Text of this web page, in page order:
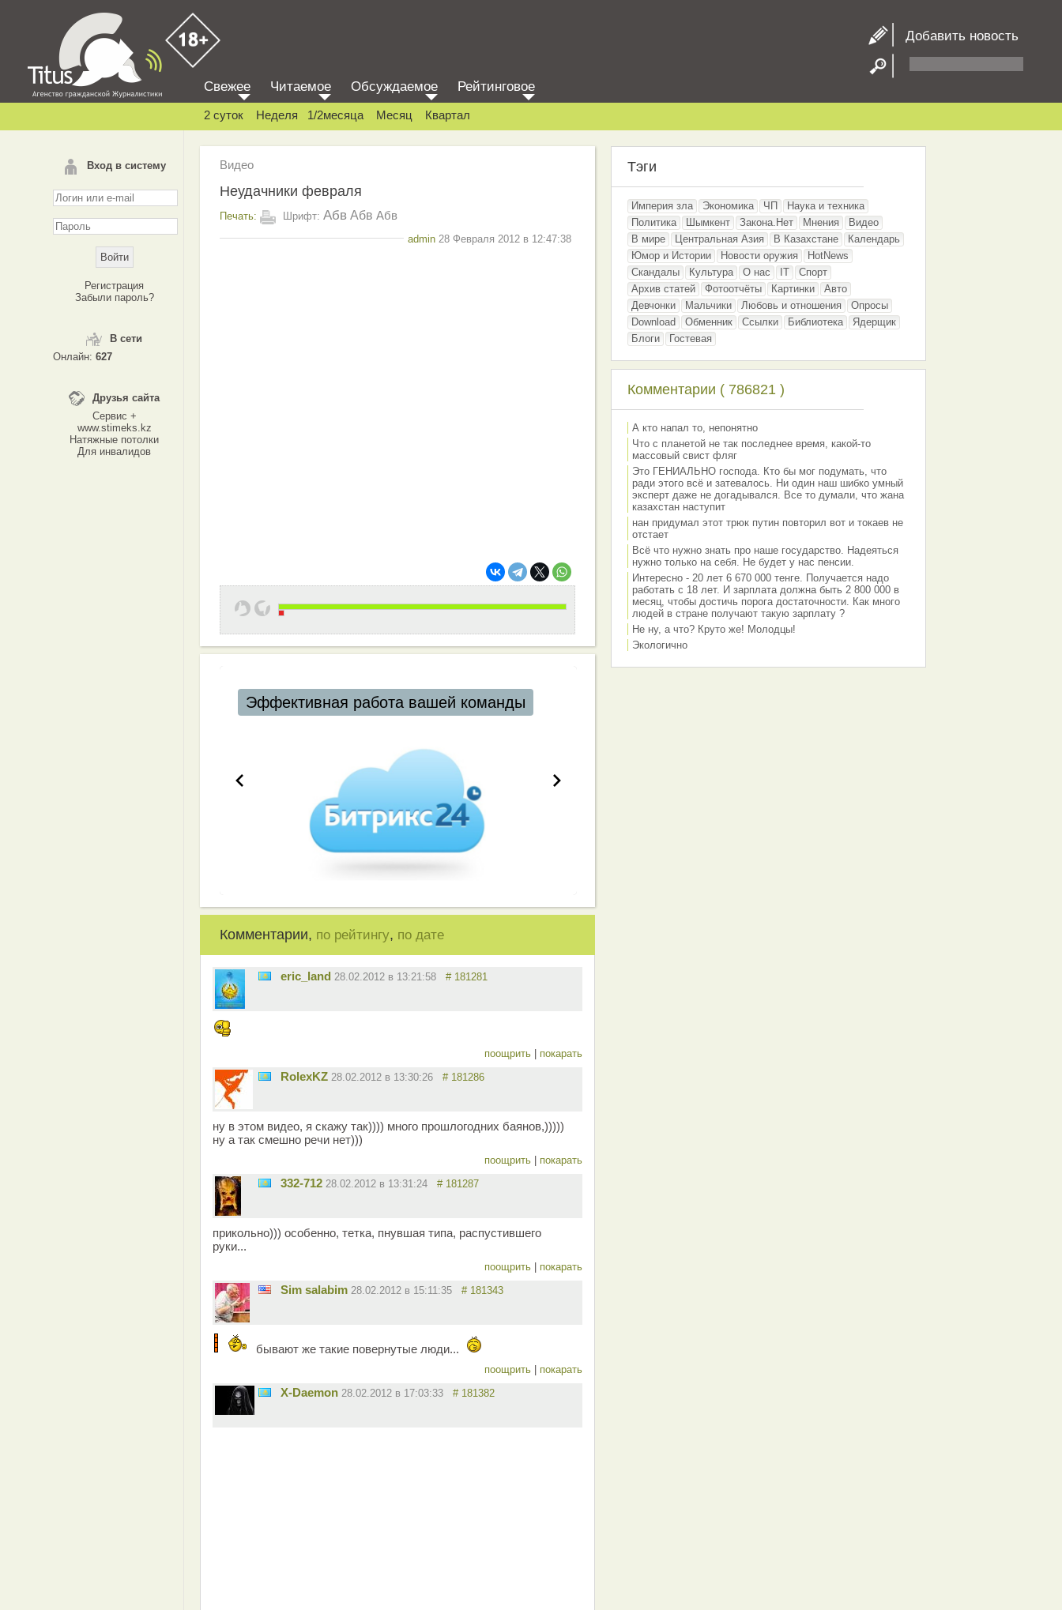
Добавить новость
Вход в систему
Регистрация
Забыли пароль?
В сети
Онлайн: 627
Друзья сайта
Сервис +
www.stimeks.kz
Натяжные потолки
Для инвалидов
Свежее Читаемое Обсуждаемое Рейтинговое
2 суток Неделя 1/2месяца Месяц Квартал
Видео
Неудачники февраля
Печать: Шрифт: Абв Абв Абв
admin 28 Февраля 2012 в 12:47:38
Эффективная работа вашей команды
Комментарии, по рейтингу, по дате
eric_land 28.02.2012 в 13:21:58 # 181281
поощрить покарать
RolexKZ 28.02.2012 в 13:30:26 # 181286
ну в этом видео, я скажу так)))) много прошлогодних баянов,)))))
ну а так смешно речи нет)))
поощрить покарать
332-712 28.02.2012 в 13:31:24 # 181287
прикольно))) особенно, тетка, пнувшая типа, распустившего
руки...
поощрить покарать
Sim salabim 28.02.2012 в 15:11:35 # 181343
бывают же такие повернутые люди...
поощрить покарать
X-Daemon 28.02.2012 в 17:03:33 # 181382
Тэги
Империя зла Экономика ЧП
Наука и техника
Политика
Шымкент Закона.Нет Мнения
Видео
В мире
Центральная Азия В Казахстане
Календарь
Юмор и Истории
Новости оружия
HotNews
Скандалы
Культура О нас IT
Спорт
Архив статей
Фотоотчёты Картинки
Авто
Девчонки
Мальчики Любовь и отношения
Опросы
Download
Обменник Ссылки Библиотека
Ядерщик
Блоги
Гостевая
Комментарии ( 786821 )
А кто напал то, непонятно
Что с планетой не так последнее время, какой-то
массовый свист фляг
Это ГЕНИАЛЬНО господа. Кто бы мог подумать, что
ради этого всё и затевалось. Ни один наш шибко умный
эксперт даже не догадывался. Все то думали, что жана
казахстан наступит
нан придумал этот трюк путин повторил вот и токаев не
отстает
Всё что нужно знать про наше государство. Надеяться
нужно только на себя. Не будет у нас пенсии.
Интересно - 20 лет 6 670 000 тенге. Получается надо
работать с 18 лет. И зарплата должна быть 2 800 000 в
месяц, чтобы достичь порога достаточности. Как много
людей в стране получают такую зарплату ?
Не ну, а что? Круто же! Молодцы!
Экологично